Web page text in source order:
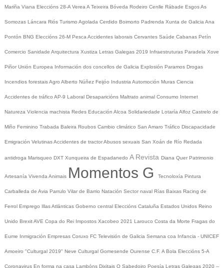
Mariña Viana Eleccións 28-A Verea A Teixeira Bóveda Rodeiro Cenlle Rábade EsgosAs
Somozas Láncara Riós Turismo Agolada Cerdido Boimorto Padrenda Xunta de Galicia Ana
Pontón BNG Eleccións 26-M Pesca Accidentes laborais Cervantes Saúde Cabanas Petín
Comercio Sanidade Arquitectura Xustiza Letras Galegas 2019 Infraestruturas Paradela Xove
Piñor Unión Europea Información dos concellos de Galicia Explosión Paramos Drogas
Incendios forestaisAgro Alberto Núñez Feijóo Industria Automoción Muras Ciencia
Accidentes de tráfico AP-9 Laboral Desaparicións Maltrato animal Consumo Internet
Natureza Violencia machista Redes Educación Alcoa Solidariedade Lotaría Alfoz Castrelo de
Miño Feminino Trabada Baleira Roubos Cambio climático San Amaro Tráfico Discapacidade
Emigración VelutinasAccidentes de tractorAbusos sexuais San Xoán de Río Redada
antidroga Marisqueo DXT Xunqueira de Espadanedo A Revista Diana Quer Patrimonio
Artesanía Vivenda Animais Momentos G Tecnoloxía Pintura
Carballeda de Avia Parrulo Vilar de Barrio Natación Sector naval Rías Baixas Racing de
Ferrol Emprego Illas Atlánticas Goberno central Eleccións Cataluña Estados Unidos Reino
Unido BrexitAVE Copa do Rei Impostos Xacobeo 2021 Larouco Costa da Morte Fragas do
Eume Inmigración Empresas Coruxo FC Televisión de Galicia Semana coa Infancia - UNICEF
Amoeiro "Culturgal 2019" Neve Culturgal Gomesende Ourense C.F. A Bola Eleccións 5-A
Coronavirus En forma na casa Lambóns Dixitais O Sabedoiro Poesía Letras Galegas 2020 --